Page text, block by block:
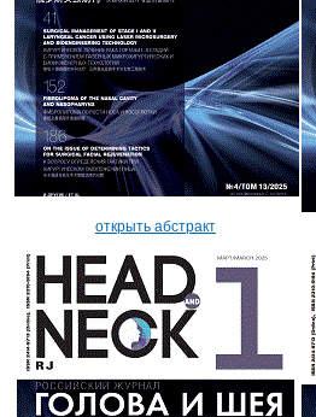
открыть абстракт